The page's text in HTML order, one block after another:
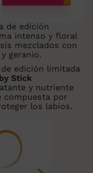
de edición
intenso y floral
mezclados con
geranio.
edición limitada
Stick
y nutriente
compuesta por
los labios.